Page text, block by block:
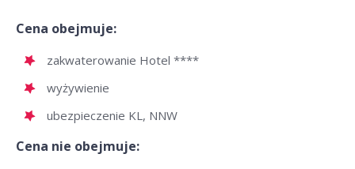
Cena obejmuje:
zakwaterowanie Hotel ****
wyżywienie
ubezpieczenie KL, NNW
Cena nie obejmuje: